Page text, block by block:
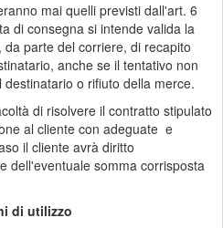
mai quelli previsti dall'art. 6
di consegna si intende valida la
parte del corriere, di recapito
anche se il tentativo non
o rifiuto della merce.
di risolvere il contratto stipulato
al cliente con adeguate e
il cliente avrà diritto
dell'eventuale somma corrisposta
di utilizzo